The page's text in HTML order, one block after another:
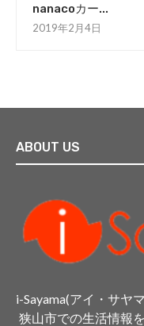
nanacoカー...
2019年2月4日
ABOUT US
i-Sayama(アイ・サヤ
狭山市での生活情報